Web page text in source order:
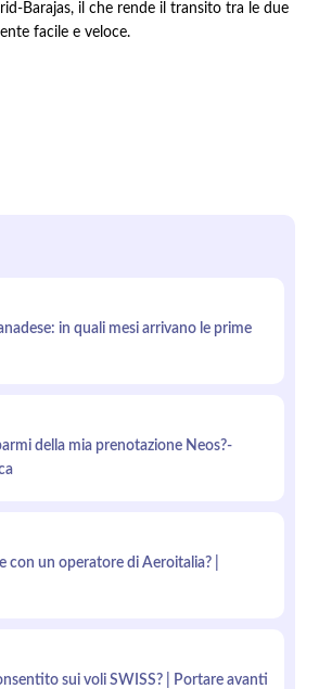
Barajas, il che rende il transito tra le due
facile e veloce.
in quali mesi arrivano le prime
della mia prenotazione Neos?-
con un operatore di Aeroitalia? |
sui voli SWISS? | Portare avanti